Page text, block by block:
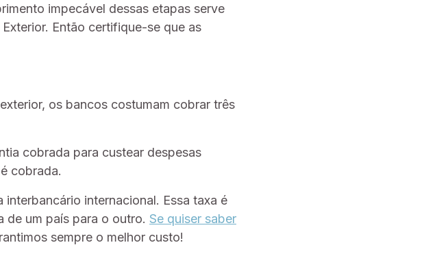
impecável dessas etapas serve
Então certifique-se que as
os bancos costumam cobrar três
cobrada para custear despesas
cobrada.
internacional. Essa taxa é
de um país para o outro. Se quiser saber
sempre o melhor custo!